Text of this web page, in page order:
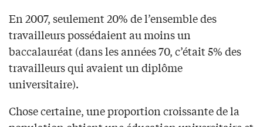
En 2007, seulement 20% de l’ensemble des
travailleurs possédaient au moins un
baccalauréat (dans les années 70, c’était 5% des
travailleurs qui avaient un diplôme
universitaire).
Chose certaine, une proportion croissante de la